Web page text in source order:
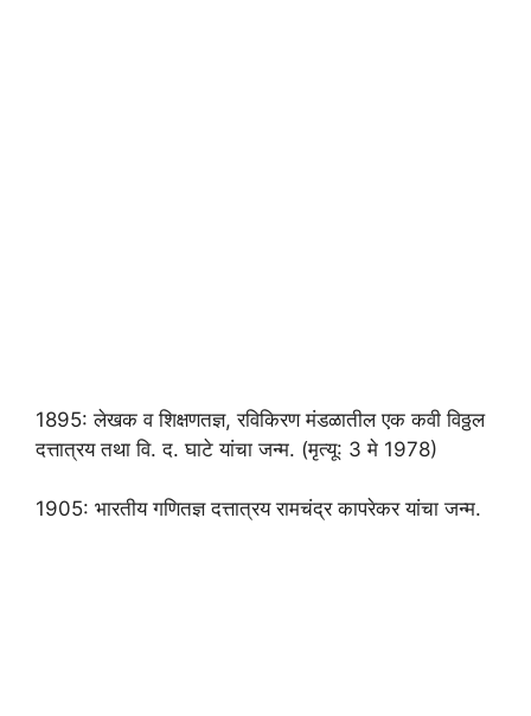
1895: लेखक व शिक्षणतज्ञ, रविकिरण मंडळातील एक कवी विठ्ठल
दत्तात्रय तथा वि. द. घाटे यांचा जन्म. (मृत्यू: 3 मे 1978)
1905: भारतीय गणितज्ञ दत्तात्रय रामचंद्र कापरेकर यांचा जन्म.